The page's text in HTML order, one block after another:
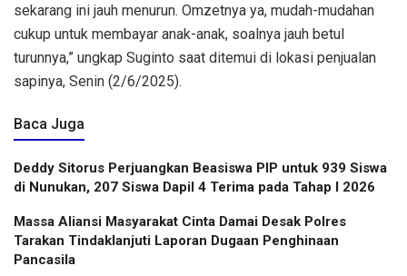
sekarang ini jauh menurun. Omzetnya ya, mudah-mudahan
cukup untuk membayar anak-anak, soalnya jauh betul
turunnya,” ungkap Suginto saat ditemui di lokasi penjualan
sapinya, Senin (2/6/2025).
Baca Juga
Deddy Sitorus Perjuangkan Beasiswa PIP untuk 939 Siswa
di Nunukan, 207 Siswa Dapil 4 Terima pada Tahap I 2026
Massa Aliansi Masyarakat Cinta Damai Desak Polres
Tarakan Tindaklanjuti Laporan Dugaan Penghinaan
Pancasila